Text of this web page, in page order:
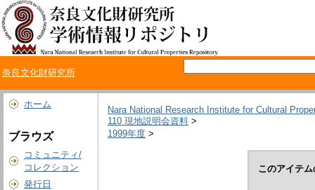
奈良文化財研究所
ホーム
ブラウズ
コミュニティ/
コレクション
発行日
Nara National Research Institute for Cultural
110 現地説明会資料 >
1999年度 >
このアイテ